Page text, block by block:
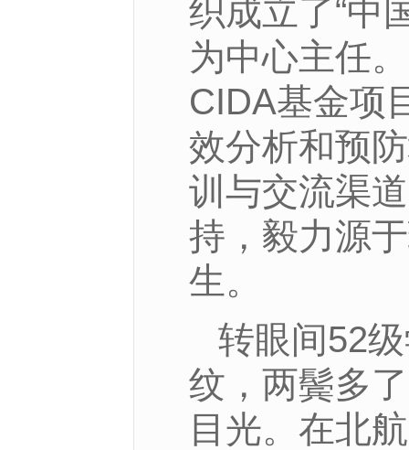
织成立了“中
为中心主任
CIDA基金项
效分析和预
训与交流渠
持，毅力源
生。
转眼间52
纹，两鬓多
目光。在北